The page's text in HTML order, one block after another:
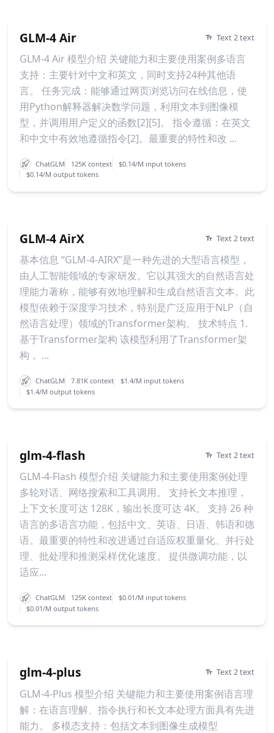
GLM-4 Air Text 2 text
GLM-4 Air 模型介绍 关键能力和主要使用案例多语言
支持：主要针对中文和英文，同时支持24种其他语
言。 任务完成：能够通过网页浏览访问在线信息，使
用Python解释器解决数学问题，利用文本到图像模
型，并调用用户定义的函数[2][5]。 指令遵循：在英文
和中文中有效地遵循指令[2]。最重要的特性和改 ...
ChatGLM 125K context
$0.14/M input tokens
$0.14/M output tokens
GLM-4 AirX Text 2 text
基本信息 “GLM-4-AIRX”是一种先进的大型语言模型，
由人工智能领域的专家研发。它以其强大的自然语言处
理能力著称，能够有效地理解和生成自然语言文本。此
模型依赖于深度学习技术，特别是广泛应用于NLP（自
然语言处理）领域的Transformer架构。 技术特点 1.
基于Transformer架构 该模型利用了Transformer架
构， ...
ChatGLM 7.81K context
$1.4/M input tokens
$1.4/M output tokens
glm-4-flash Text 2 text
GLM-4-Flash 模型介绍 关键能力和主要使用案例处理
多轮对话、网络搜索和工具调用。 支持长文本推理，
上下文长度可达 128K，输出长度可达 4K。 支持 26 种
语言的多语言功能，包括中文、英语、日语、韩语和德
语。最重要的特性和改进通过自适应权重量化、并行处
理、批处理和推测采样优化速度。 提供微调功能，以
适应...
ChatGLM 125K context
$0.01/M input tokens
$0.01/M output tokens
glm-4-plus Text 2 text
GLM-4-Plus 模型介绍 关键能力和主要使用案例语言理
解：在语言理解、指令执行和长文本处理方面具有先进
能力。 多模态支持：包括文本到图像生成模型